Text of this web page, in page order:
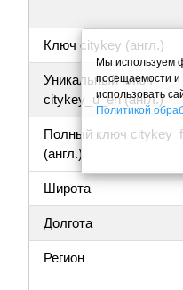
Ключ citykey (англ.)
Уникальный ключ
citykey_u_en (англ.)
Полный ключ
(англ.)
Широта
Долгота
Регион
Мы используем
посещаемости
использовать
Политикой